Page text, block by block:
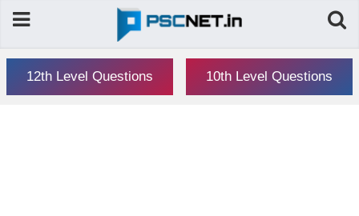
12th Level Questions 10th Level Questions